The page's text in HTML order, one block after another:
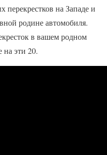
перекрестков на Западе и
родине автомобиля.
в вашем родном
на эти 20.